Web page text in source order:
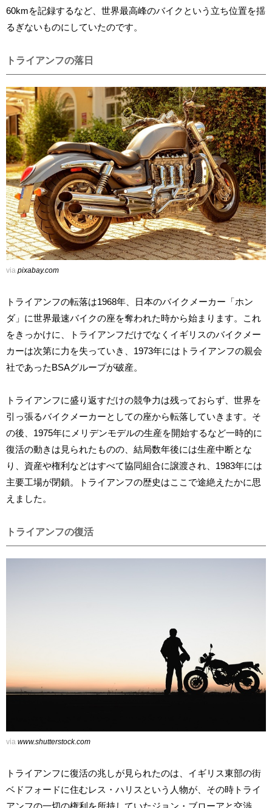
60kmを記録するなど、世界最高峰のバイクという立ち位置を揺
るぎないものにしていたのです。
トライアンフの落日
via pixabay.com
トライアンフの転落は1968年、日本のバイクメーカー「ホン
ダ」に世界最速バイクの座を奪われた時から始まります。これ
をきっかけに、トライアンフだけでなくイギリスのバイクメー
カーは次第に力を失っていき、1973年にはトライアンフの親会
社であったBSAグループが破産。
トライアンフに盛り返すだけの競争力は残っておらず、世界を
引っ張るバイクメーカーとしての座から転落していきます。そ
の後、1975年にメリデンモデルの生産を開始するなど一時的に
復活の動きは見られたものの、結局数年後には生産中断とな
り、資産や権利などはすべて協同組合に譲渡され、1983年には
主要工場が閉鎖。トライアンフの歴史はここで途絶えたかに思
えました。
トライアンフの復活
via www.shutterstock.com
トライアンフに復活の兆しが見られたのは、イギリス東部の街
ベドフォードに住むレス・ハリスという人物が、その時トライ